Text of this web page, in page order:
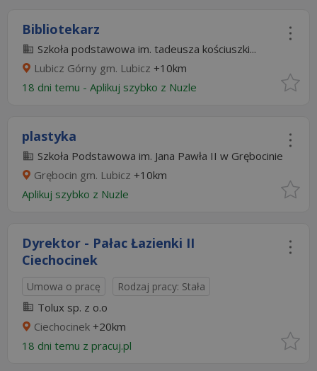
Bibliotekarz
Szkoła podstawowa im. tadeusza kościuszki...
Lubicz Górny gm. Lubicz +10km
18 dni temu - Aplikuj szybko z Nuzle
plastyka
Szkoła Podstawowa im. Jana Pawła II w Grębocinie
Grębocin gm. Lubicz +10km
Aplikuj szybko z Nuzle
Dyrektor - Pałac Łazienki II
Ciechocinek
Umowa o pracę Rodzaj pracy: Stała
Tolux sp. z o.o
Ciechocinek +20km
18 dni temu z pracuj.pl